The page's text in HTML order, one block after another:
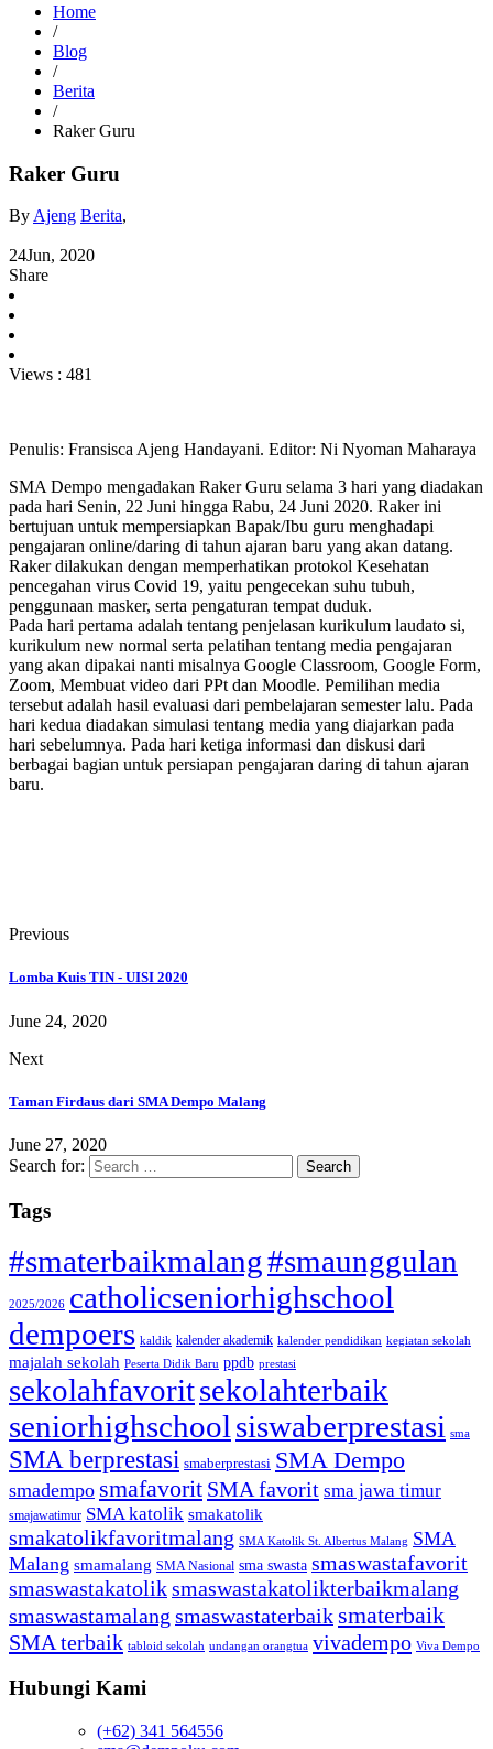
Home
/
Blog
/
Berita
/
Raker Guru
Raker Guru
By Ajeng Berita,
24Jun, 2020
Share
Views : 481
Penulis: Fransisca Ajeng Handayani. Editor: Ni Nyoman Maharaya
SMA Dempo mengadakan Raker Guru selama 3 hari yang diadakan
pada hari Senin, 22 Juni hingga Rabu, 24 Juni 2020. Raker ini
bertujuan untuk mempersiapkan Bapak/Ibu guru menghadapi
pengajaran online/daring di tahun ajaran baru yang akan datang.
Raker dilakukan dengan memperhatikan protokol Kesehatan
pencegahan virus Covid 19, yaitu pengecekan suhu tubuh,
penggunaan masker, serta pengaturan tempat duduk.
Pada hari pertama adalah tentang penjelasan kurikulum laudato si,
kurikulum new normal serta pelatihan tentang media pengajaran
yang akan dipakai nanti misalnya Google Classroom, Google Form,
Zoom, Membuat video dari PPt dan Moodle. Pemilihan media
tersebut adalah hasil evaluasi dari pembelajaran semester lalu. Pada
hari kedua diadakan simulasi tentang media yang diajarkan pada
hari sebelumnya. Pada hari ketiga informasi dan diskusi dari
berbagai bagian untuk persiapan pengajaran daring di tahun ajaran
baru.
Previous
Lomba Kuis TIN - UISI 2020
June 24, 2020
Next
Taman Firdaus dari SMA Dempo Malang
June 27, 2020
Search for:
Tags
#smaterbaikmalang#smaunggulan
2025/2026 catholicseniorhighschool
dempoers kaldik kalender akademik kalender pendidikan kegiatan sekolah
majalah sekolah Peserta Didik Baru ppdb prestasi
sekolahfavoritsekolahterbaik
seniorhighschool siswaberprestasi sma
SMA berprestasi smaberprestasi SMA Dempo
smadempo smafavorit SMA favorit sma jawa timur
smajawatimur SMA katolik smakatolik
smakatolikfavoritmalang SMA Katolik St. Albertus Malang SMA
Malang smamalang SMA Nasional sma swasta smaswastafavorit
smaswastakatoliksmaswastakatolikterbaikmalang
smaswastamalang smaswastaterbaik smaterbaik
SMA terbaik tabloid sekolah undangan orangtua vivadempo Viva Dempo
Hubungi Kami
(+62) 341 564556